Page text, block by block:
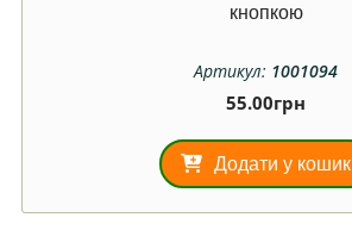
кнопкою
Артикул: 1001094
55.00грн
Додати у кошик